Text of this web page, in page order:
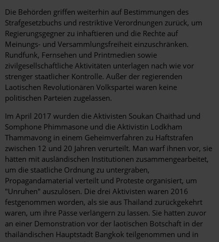
Die Behörden griffen weiterhin auf Bestimmungen des
Strafgesetzbuchs und restriktive Verordnungen zurück, um
Regierungsgegner zu inhaftieren und die Rechte auf
Meinungs- und Versammlungsfreiheit einzuschränken.
Rundfunk, Fernsehen und Printmedien sowie
zivilgesellschaftliche Aktivitäten unterlagen nach wie vor
strenger staatlicher Kontrolle. Außer der regierenden
Laotischen Revolutionären Volkspartei waren keine
politischen Parteien zugelassen.
Im April 2017 wurden die Aktivisten Soukan Chaithad und
Somphone Phimmasone und die Aktivistin Lodkham
Thammavong in einem Geheimverfahren zu Haftstrafen
zwischen 12 und 20 Jahren verurteilt. Man warf ihnen vor, sie
hätten mit ausländischen Institutionen zusammengearbeitet,
um die staatliche Ordnung zu untergraben,
Propagandamaterial verteilt und Proteste organisiert, um
"Unruhen" auszulösen. Die drei Aktivisten waren 2016
festgenommen worden, als sie aus Thailand zurückgekehrt
waren, um ihre Pässe verlängern zu lassen. Sie hatten zuvor
an einer Demonstration vor der laotischen Botschaft in der
thailändischen Hauptstadt Bangkok teilgenommen und in